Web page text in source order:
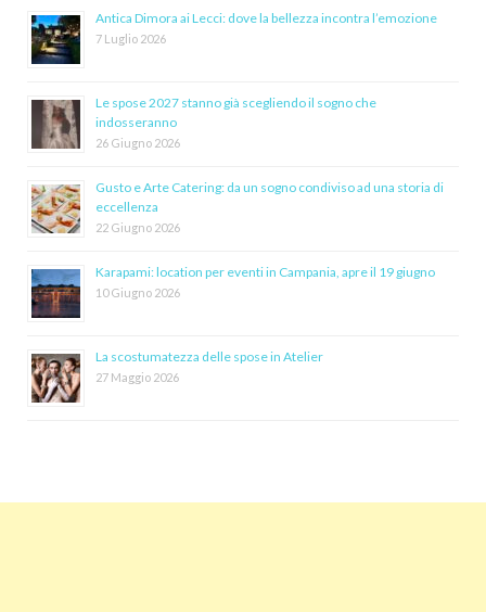
Antica Dimora ai Lecci: dove la bellezza incontra l’emozione
7 Luglio 2026
Le spose 2027 stanno già scegliendo il sogno che
indosseranno
26 Giugno 2026
Gusto e Arte Catering: da un sogno condiviso ad una storia di
eccellenza
22 Giugno 2026
Karapami: location per eventi in Campania, apre il 19 giugno
10 Giugno 2026
La scostumatezza delle spose in Atelier
27 Maggio 2026